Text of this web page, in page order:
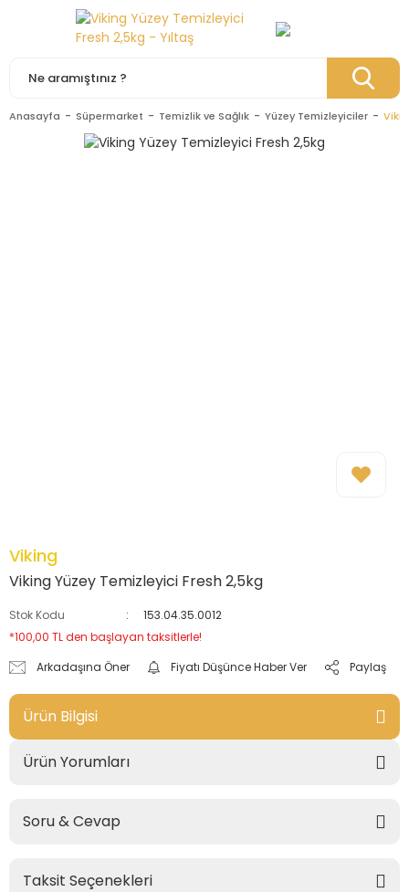
Anasayfa Süpermarket Temizlik ve Sağlık Yüzey Temizleyiciler
Viking
Viking Yüzey Temizleyici Fresh 2,5kg
Stok Kodu
153.04.35.0012
*100,00 TL den başlayan taksitlerle!
Arkadaşına Öner
Fiyatı Düşünce Haber Ver Paylaş
Ürün Bilgisi
Ürün Yorumları
Soru & Cevap
Taksit Seçenekleri